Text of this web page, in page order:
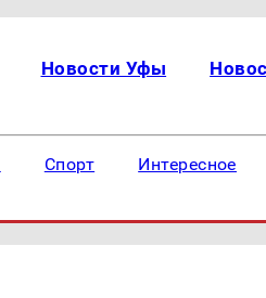
Новости Уфы
Спорт Интересное